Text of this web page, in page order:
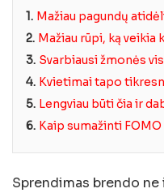
1. Mažiau pagundų
2. Mažiau rūpi, ką veikia
3. Svarbiausi žmonės
4. Kvietimai tapo
5. Lengviau būti čia ir
6. Kaip sumažinti
Sprendimas brendo